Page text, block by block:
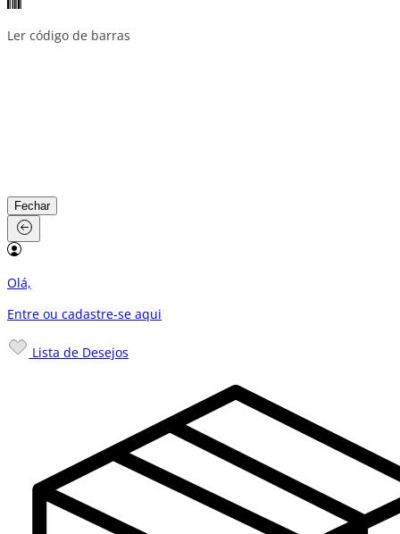
Ler código de barras
Fechar
Olá,
Entre ou cadastre-se aqui
Lista de Desejos